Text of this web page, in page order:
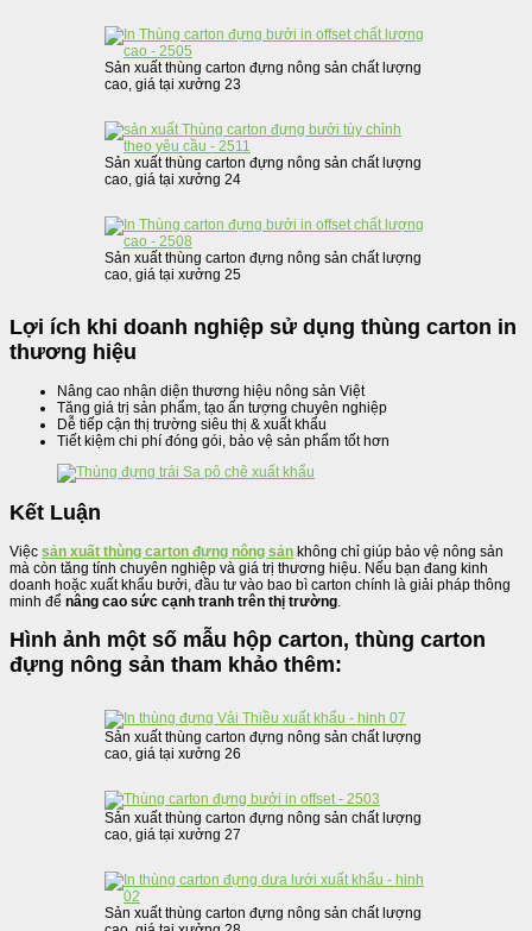
Sản xuất thùng carton đựng nông sản chất lượng
cao, giá tại xưởng 23
Sản xuất thùng carton đựng nông sản chất lượng
cao, giá tại xưởng 24
Sản xuất thùng carton đựng nông sản chất lượng
cao, giá tại xưởng 25
Lợi ích khi doanh nghiệp sử dụng thùng carton in
thương hiệu
Nâng cao nhận diện thương hiệu nông sản Việt
Tăng giá trị sản phẩm, tạo ấn tượng chuyên nghiệp
Dễ tiếp cận thị trường siêu thị & xuất khẩu
Tiết kiệm chi phí đóng gói, bảo vệ sản phẩm tốt hơn
Kết Luận
Việc sản xuất thùng carton đựng nông sản không chỉ giúp bảo vệ nông sản
mà còn tăng tính chuyên nghiệp và giá trị thương hiệu. Nếu bạn đang kinh
doanh hoặc xuất khẩu bưởi, đầu tư vào bao bì carton chính là giải pháp thông
minh để nâng cao sức cạnh tranh trên thị trường.
Hình ảnh một số mẫu hộp carton, thùng carton
đựng nông sản tham khảo thêm:
Sản xuất thùng carton đựng nông sản chất lượng
cao, giá tại xưởng 26
Sản xuất thùng carton đựng nông sản chất lượng
cao, giá tại xưởng 27
Sản xuất thùng carton đựng nông sản chất lượng